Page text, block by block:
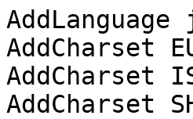
AddCharset
AddCharset
AddCharset